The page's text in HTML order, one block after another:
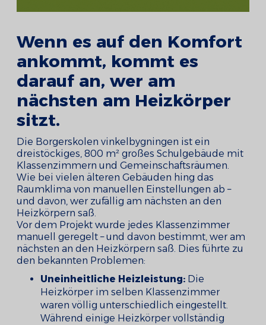
Wenn es auf den Komfort
ankommt, kommt es
darauf an, wer am
nächsten am Heizkörper
sitzt.
Die Borgerskolen vinkelbygningen ist ein
dreistöckiges, 800 m² großes Schulgebäude mit
Klassenzimmern und Gemeinschaftsräumen.
Wie bei vielen älteren Gebäuden hing das
Raumklima von manuellen Einstellungen ab –
und davon, wer zufällig am nächsten an den
Heizkörpern saß.
Vor dem Projekt wurde jedes Klassenzimmer
manuell geregelt – und davon bestimmt, wer am
nächsten an den Heizkörpern saß. Dies führte zu
den bekannten Problemen:
Uneinheitliche Heizleistung: Die
Heizkörper im selben Klassenzimmer
waren völlig unterschiedlich eingestellt.
Während einige Heizkörper vollständig